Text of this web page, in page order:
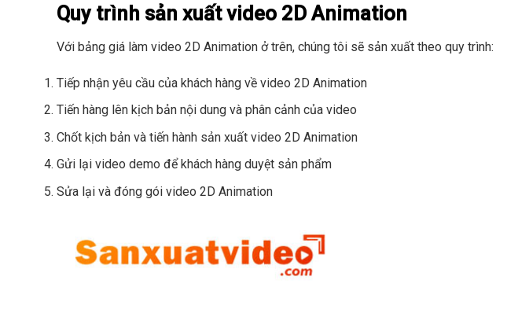
Quy trình sản xuất video 2D Animation
Với bảng giá làm video 2D Animation ở trên, chúng tôi sẽ sản xuất theo quy trình:
Tiếp nhận yêu cầu của khách hàng về video 2D Animation
Tiến hàng lên kịch bản nội dung và phân cảnh của video
Chốt kịch bản và tiến hành sản xuất video 2D Animation
Gửi lại video demo để khách hàng duyệt sản phẩm
Sửa lại và đóng gói video 2D Animation